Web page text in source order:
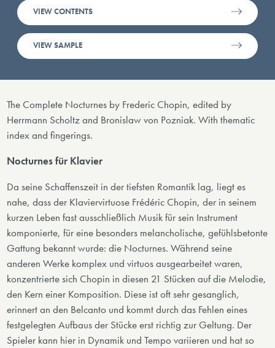
VIEW CONTENTS
VIEW SAMPLE
The Complete Nocturnes by Frederic Chopin, edited by
Herrmann Scholtz and Bronislaw von Pozniak. With thematic
index and fingerings.
Nocturnes für Klavier
Da seine Schaffenszeit in der tiefsten Romantik lag, liegt es
nahe, dass der Klaviervirtuose Frédéric Chopin, der in seinem
kurzen Leben fast ausschließlich Musik für sein Instrument
komponierte, für eine besonders melancholische, gefühlsbetonte
Gattung bekannt wurde: die Nocturnes. Während seine
anderen Werke komplex und virtuos ausgearbeitet waren,
konzentrierte sich Chopin in diesen 21 Stücken auf die Melodie,
den Kern einer Komposition. Diese ist oft sehr gesanglich,
erinnert an den Belcanto und kommt durch das Fehlen eines
festgelegten Aufbaus der Stücke erst richtig zur Geltung. Der
Spieler kann hier in Dynamik und Tempo variieren und hat so